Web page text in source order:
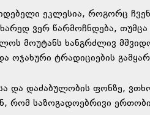
ეკლესია, როგორც
ვერ წარმოჩნდება,
მოუტანს ხანგრძლივ
ოჯახური ტრადიციების
და დაძაბულობის ფონზე,
რომ საზოგადოებრივი